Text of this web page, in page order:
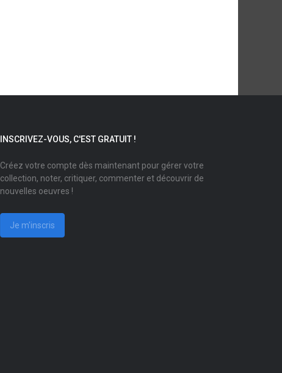
INSCRIVEZ-VOUS, C'EST GRATUIT !
Créez votre compte dès maintenant pour gérer votre
collection, noter, critiquer, commenter et découvrir de
nouvelles oeuvres !
Je m'inscris